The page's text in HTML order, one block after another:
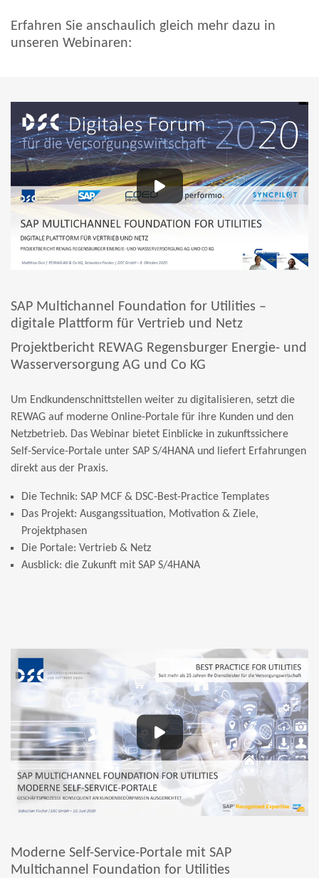
Erfahren Sie anschaulich gleich mehr dazu in
unseren Webinaren:
SAP Multichannel Foundation for Utilities –
digitale Plattform für Vertrieb und Netz
Projektbericht REWAG Regensburger Energie- und
Wasserversorgung AG und Co KG
Um Endkundenschnittstellen weiter zu digitalisieren, setzt die
REWAG auf moderne Online-Portale für ihre Kunden und den
Netzbetrieb. Das Webinar bietet Einblicke in zukunftssichere
Self-Service-Portale unter SAP S/4HANA und liefert Erfahrungen
direkt aus der Praxis.
Die Technik: SAP MCF & DSC-Best-Practice Templates
Das Projekt: Ausgangssituation, Motivation & Ziele,
Projektphasen
Die Portale: Vertrieb & Netz
Ausblick: die Zukunft mit SAP S/4HANA
Moderne Self-Service-Portale mit SAP
Multichannel Foundation for Utilities